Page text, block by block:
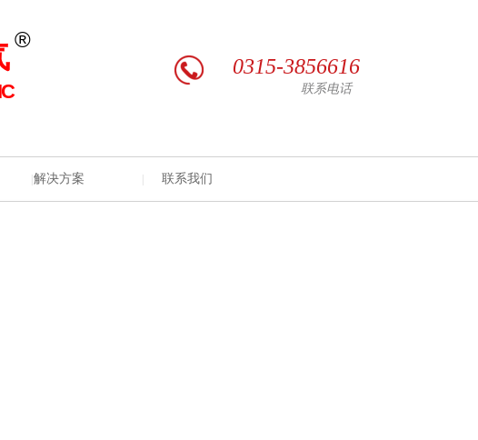
0315-3856616
联系电话
®
解决方案 联系我们